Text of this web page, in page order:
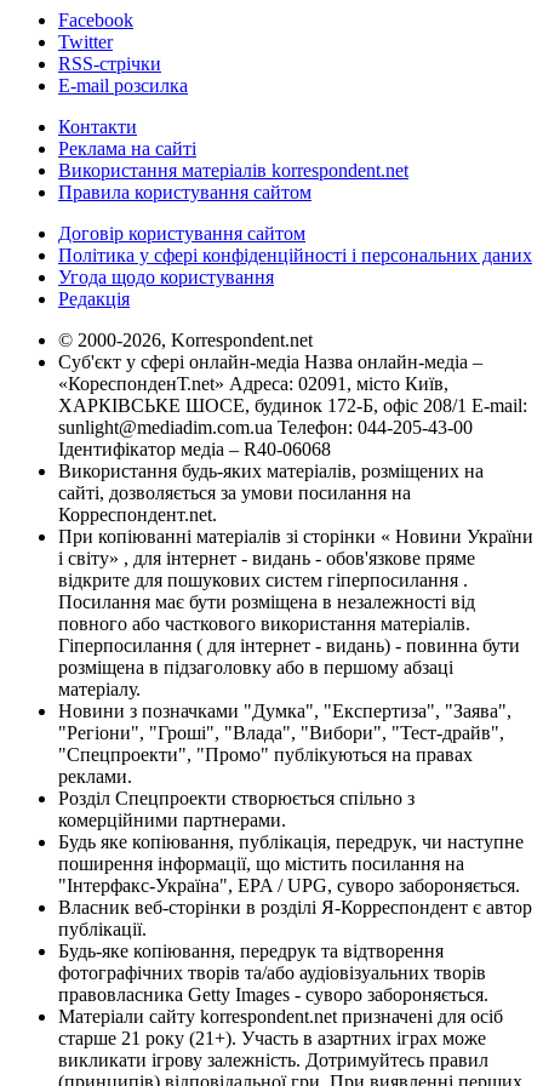
Facebook
Twitter
RSS-стрічки
E-mail розсилка
Контакти
Реклама на сайті
Використання матеріалів korrespondent.net
Правила користування сайтом
Договір користування сайтом
Політика у сфері конфіденційності і персональних даних
Угода щодо користування
Редакція
© 2000-2026, Korrespondent.net
Суб'єкт у сфері онлайн-медіа Назва онлайн-медіа –
«КореспонденТ.net» Адреса: 02091, місто Київ,
ХАРКІВСЬКЕ ШОСЕ, будинок 172-Б, офіс 208/1 E-mail:
sunlight@mediadim.com.ua Телефон: 044-205-43-00
Ідентифікатор медіа – R40-06068
Використання будь-яких матеріалів, розміщених на
сайті, дозволяється за умови посилання на
Корреспондент.net.
При копіюванні матеріалів зі сторінки « Новини України
і світу» , для інтернет - видань - обов'язкове пряме
відкрите для пошукових систем гіперпосилання .
Посилання має бути розміщена в незалежності від
повного або часткового використання матеріалів.
Гіперпосилання ( для інтернет - видань) - повинна бути
розміщена в підзаголовку або в першому абзаці
матеріалу.
Новини з позначками "Думка", "Експертиза", "Заява",
"Регіони", "Гроші", "Влада", "Вибори", "Тест-драйв",
"Спецпроекти", "Промо" публікуються на правах
реклами.
Розділ Спецпроекти створюється спільно з
комерційними партнерами.
Будь яке копіювання, публікація, передрук, чи наступне
поширення інформації, що містить посилання на
"Інтерфакс-Україна", EPA / UPG, суворо забороняється.
Власник веб-сторінки в розділі Я-Корреспондент є автор
публікації.
Будь-яке копіювання, передрук та відтворення
фотографічних творів та/або аудіовізуальних творів
правовласника Getty Images - суворо забороняється.
Матеріали сайту korrespondent.net призначені для осіб
старше 21 року (21+). Участь в азартних іграх може
викликати ігрову залежність. Дотримуйтесь правил